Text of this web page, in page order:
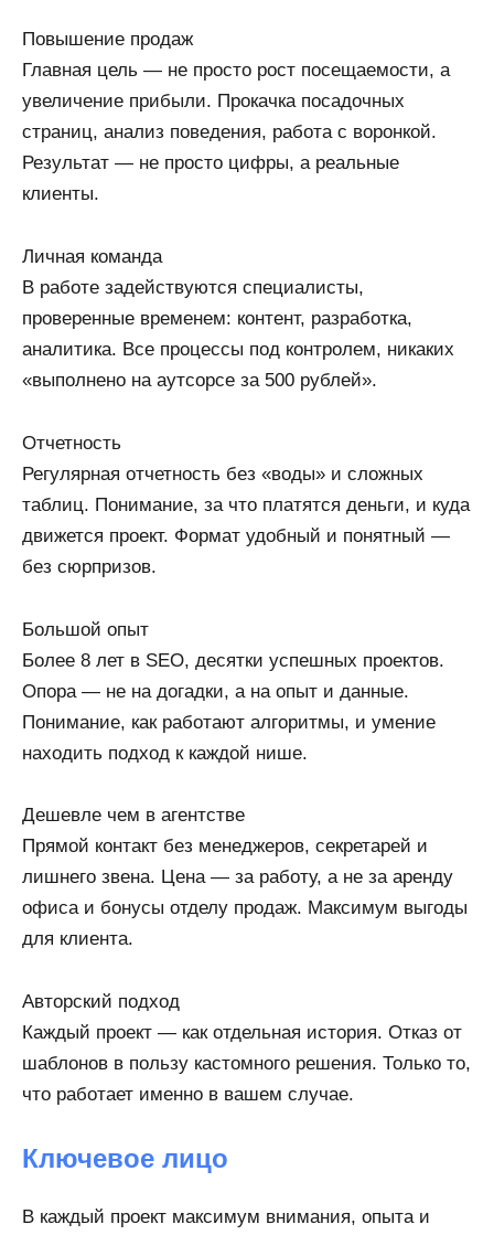
Повышение продаж
Главная цель — не просто рост посещаемости, а
увеличение прибыли. Прокачка посадочных
страниц, анализ поведения, работа с воронкой.
Результат — не просто цифры, а реальные
клиенты.
Личная команда
В работе задействуются специалисты,
проверенные временем: контент, разработка,
аналитика. Все процессы под контролем, никаких
«выполнено на аутсорсе за 500 рублей».
Отчетность
Регулярная отчетность без «воды» и сложных
таблиц. Понимание, за что платятся деньги, и куда
движется проект. Формат удобный и понятный —
без сюрпризов.
Большой опыт
Более 8 лет в SEO, десятки успешных проектов.
Опора — не на догадки, а на опыт и данные.
Понимание, как работают алгоритмы, и умение
находить подход к каждой нише.
Дешевле чем в агентстве
Прямой контакт без менеджеров, секретарей и
лишнего звена. Цена — за работу, а не за аренду
офиса и бонусы отделу продаж. Максимум выгоды
для клиента.
Авторский подход
Каждый проект — как отдельная история. Отказ от
шаблонов в пользу кастомного решения. Только то,
что работает именно в вашем случае.
Ключевое лицо
В каждый проект максимум внимания, опыта и